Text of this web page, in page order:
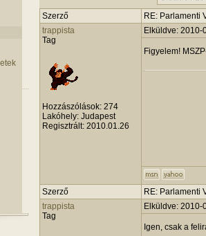
Szerző
RE: Parlamenti
trappista
Tag
Hozzászólások: 274
Lakóhely: Judapest
Regisztrált: 2010.01.26
Elküldve: 2010-
Figyelem!
Szerző
RE: Parlamenti
trappista
Tag
Elküldve: 2010-
Igen, csak a